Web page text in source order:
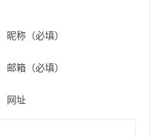
昵称（必填）
邮箱（必填）
网址